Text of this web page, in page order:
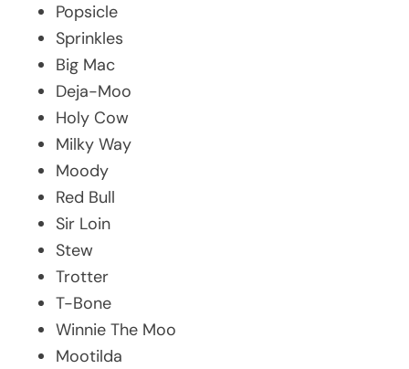
Popsicle
Sprinkles
Big Mac
Deja-Moo
Holy Cow
Milky Way
Moody
Red Bull
Sir Loin
Stew
Trotter
T-Bone
Winnie The Moo
Mootilda